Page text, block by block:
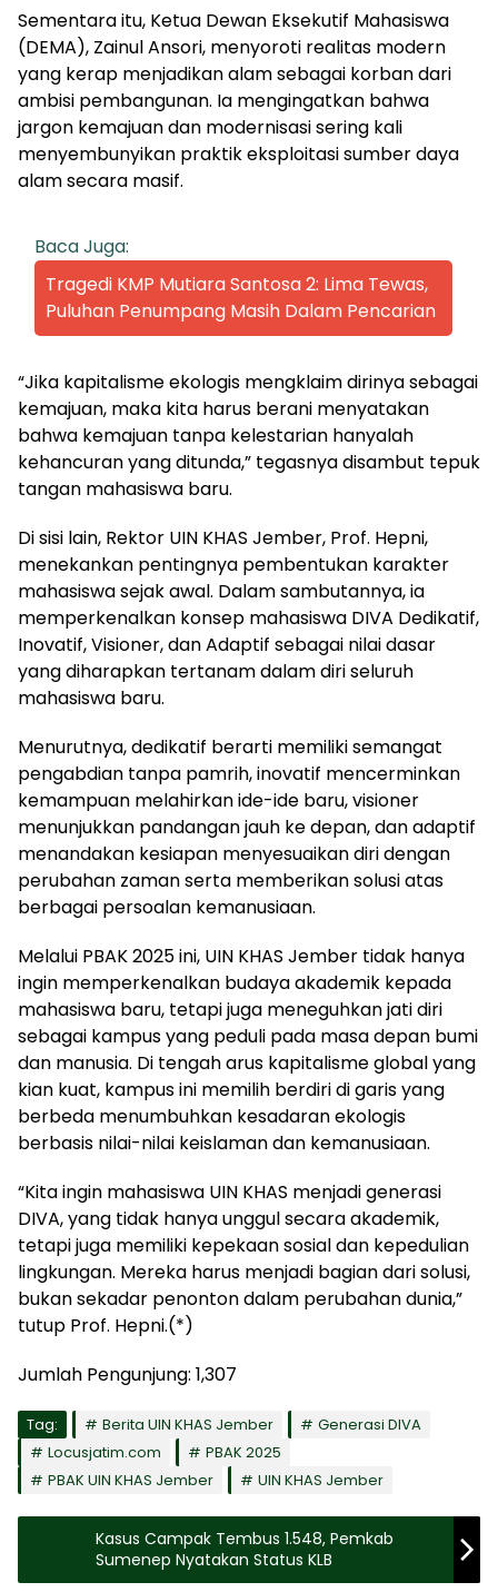
Sementara itu, Ketua Dewan Eksekutif Mahasiswa
(DEMA), Zainul Ansori, menyoroti realitas modern
yang kerap menjadikan alam sebagai korban dari
ambisi pembangunan. Ia mengingatkan bahwa
jargon kemajuan dan modernisasi sering kali
menyembunyikan praktik eksploitasi sumber daya
alam secara masif.
Baca Juga:
Tragedi KMP Mutiara Santosa 2: Lima Tewas,
Puluhan Penumpang Masih Dalam Pencarian
“Jika kapitalisme ekologis mengklaim dirinya sebagai
kemajuan, maka kita harus berani menyatakan
bahwa kemajuan tanpa kelestarian hanyalah
kehancuran yang ditunda,” tegasnya disambut tepuk
tangan mahasiswa baru.
Di sisi lain, Rektor UIN KHAS Jember, Prof. Hepni,
menekankan pentingnya pembentukan karakter
mahasiswa sejak awal. Dalam sambutannya, ia
memperkenalkan konsep mahasiswa DIVA Dedikatif,
Inovatif, Visioner, dan Adaptif sebagai nilai dasar
yang diharapkan tertanam dalam diri seluruh
mahasiswa baru.
Menurutnya, dedikatif berarti memiliki semangat
pengabdian tanpa pamrih, inovatif mencerminkan
kemampuan melahirkan ide-ide baru, visioner
menunjukkan pandangan jauh ke depan, dan adaptif
menandakan kesiapan menyesuaikan diri dengan
perubahan zaman serta memberikan solusi atas
berbagai persoalan kemanusiaan.
Melalui PBAK 2025 ini, UIN KHAS Jember tidak hanya
ingin memperkenalkan budaya akademik kepada
mahasiswa baru, tetapi juga meneguhkan jati diri
sebagai kampus yang peduli pada masa depan bumi
dan manusia. Di tengah arus kapitalisme global yang
kian kuat, kampus ini memilih berdiri di garis yang
berbeda menumbuhkan kesadaran ekologis
berbasis nilai-nilai keislaman dan kemanusiaan.
“Kita ingin mahasiswa UIN KHAS menjadi generasi
DIVA, yang tidak hanya unggul secara akademik,
tetapi juga memiliki kepekaan sosial dan kepedulian
lingkungan. Mereka harus menjadi bagian dari solusi,
bukan sekadar penonton dalam perubahan dunia,”
tutup Prof. Hepni.(*)
Jumlah Pengunjung: 1,307
Tag: Berita UIN KHAS Jember
Generasi DIVA
Locusjatim.com
PBAK 2025
PBAK UIN KHAS Jember
UIN KHAS Jember
Kasus Campak Tembus 1.548, Pemkab
Sumenep Nyatakan Status KLB